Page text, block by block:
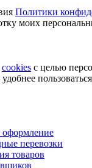
Политики
моих
cookies с целью
перевозки
товаров